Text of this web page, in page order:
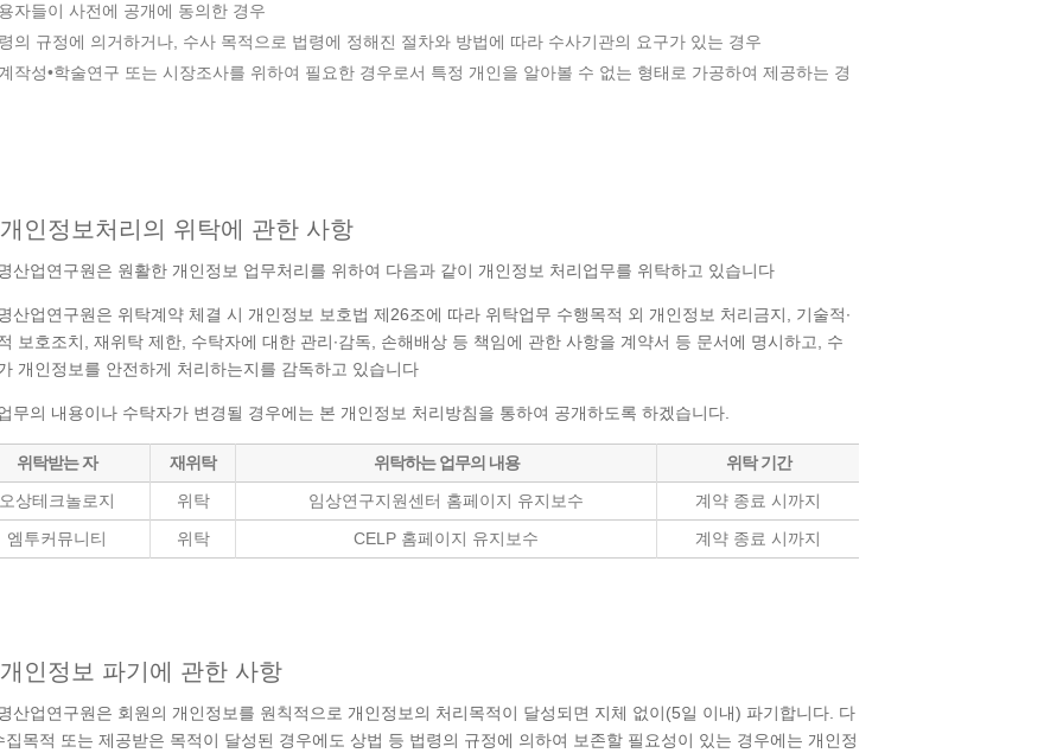
자들이 사전에 공개에 동의한 경우
의 규정에 의거하거나, 수사 목적으로 법령에 정해진 절차와 방법에 따라 수사기관의 요구가 있는 경우
작성•학술연구 또는 시장조사를 위하여 필요한 경우로서 특정 개인을 알아볼 수 없는 형태로 가공하여 제공하는 경
개인정보처리의 위탁에 관한 사항
산업연구원은 원활한 개인정보 업무처리를 위하여 다음과 같이 개인정보 처리업무를 위탁하고 있습니다
산업연구원은 위탁계약 체결 시 개인정보 보호법 제26조에 따라 위탁업무 수행목적 외 개인정보 처리금지, 기술적∙
보호조치, 재위탁 제한, 수탁자에 대한 관리∙감독, 손해배상 등 책임에 관한 사항을 계약서 등 문서에 명시하고, 수
개인정보를 안전하게 처리하는지를 감독하고 있습니다
무의 내용이나 수탁자가 변경될 경우에는 본 개인정보 처리방침을 통하여 공개하도록 하겠습니다.
위탁받는 자 재위탁 위탁하는 업무의 내용
위탁 기간
오상테크놀로지
위탁 임상연구지원센터 홈페이지 유지보수
계약 종료 시까지
엠투커뮤니티
위탁 CELP 홈페이지 유지보수 계약 종료 시까지
개인정보 파기에 관한 사항
산업연구원은 회원의 개인정보를 원칙적으로 개인정보의 처리목적이 달성되면 지체 없이(5일 이내) 파기합니다. 다
집목적 또는 제공받은 목적이 달성된 경우에도 상법 등 법령의 규정에 의하여 보존할 필요성이 있는 경우에는 개인정